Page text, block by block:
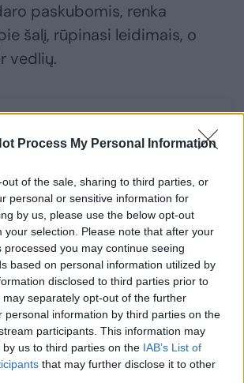
Process My Personal Information
of the sale, sharing to third parties, or
personal or sensitive information for
by us, please use the below opt-out
your selection. Please note that after your
processed you may continue seeing
based on personal information utilized by
disclosed to third parties prior to
separately opt-out of the further
personal information by third parties on the
participants. This information may
us to third parties on the IAB’s List of
that may further disclose it to other
paskubomis, renka
šalį, rūpinasi leidimais, o
vedlių.
apie turėtą
mama: „O gal
gyvenime visai
lietuvis